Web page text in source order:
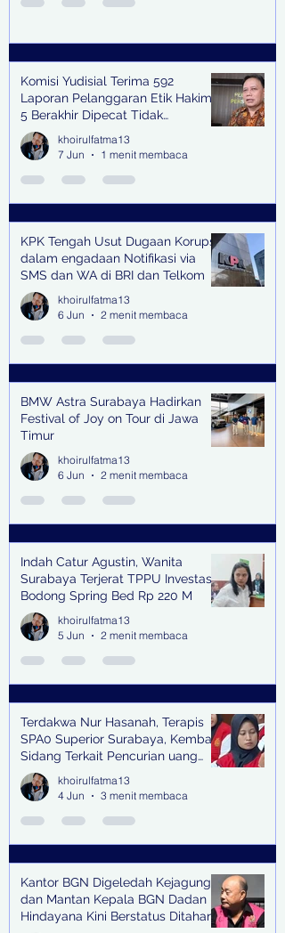
Komisi Yudisial Terima 592
Laporan Pelanggaran Etik Hakim,
5 Berakhir Dipecat Tidak
Terhormat
khoirulfatma13
7 Jun
1 menit membaca
KPK Tengah Usut Dugaan Korupsi
dalam engadaan Notifikasi via
SMS dan WA di BRI dan Telkom
khoirulfatma13
6 Jun
2 menit membaca
BMW Astra Surabaya Hadirkan
Festival of Joy on Tour di Jawa
Timur
khoirulfatma13
6 Jun
2 menit membaca
Indah Catur Agustin, Wanita
Surabaya Terjerat TPPU Investasi
Bodong Spring Bed Rp 220 M
khoirulfatma13
5 Jun
2 menit membaca
Terdakwa Nur Hasanah, Terapis
SPA0 Superior Surabaya, Kembali
Sidang Terkait Pencurian uang
senilai Rp1,285 M di PN Surabaya
khoirulfatma13
4 Jun
3 menit membaca
Kantor BGN Digeledah Kejagung
dan Mantan Kepala BGN Dadan
Hindayana Kini Berstatus Ditahan